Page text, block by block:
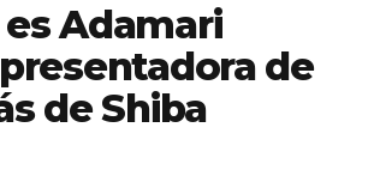
Adamari
de
de Shiba